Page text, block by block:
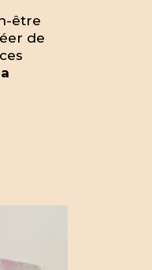
être
de